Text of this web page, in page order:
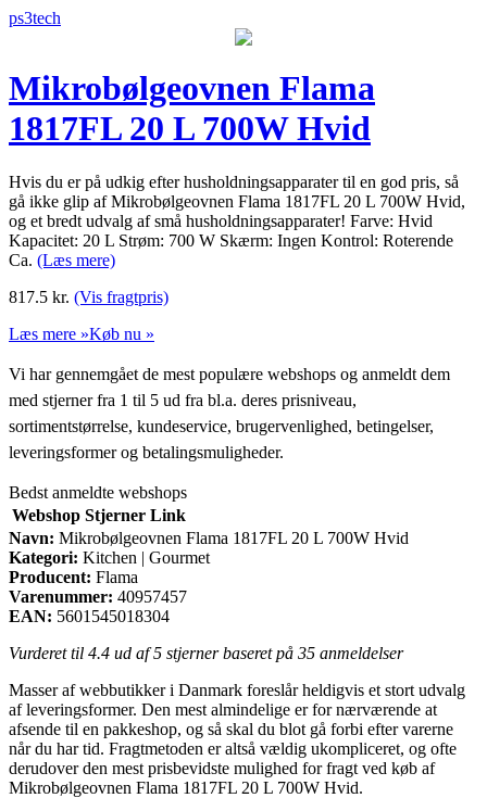
ps3tech
Mikrobølgeovnen Flama
1817FL 20 L 700W Hvid
Hvis du er på udkig efter husholdningsapparater til en god pris, så
gå ikke glip af Mikrobølgeovnen Flama 1817FL 20 L 700W Hvid,
og et bredt udvalg af små husholdningsapparater! Farve: Hvid
Kapacitet: 20 L Strøm: 700 W Skærm: Ingen Kontrol: Roterende
Ca. (Læs mere)
817.5 kr. (Vis fragtpris)
Læs mere »Køb nu »
Vi har gennemgået de mest populære webshops og anmeldt dem
med stjerner fra 1 til 5 ud fra bl.a. deres prisniveau,
sortimentstørrelse, kundeservice, brugervenlighed, betingelser,
leveringsformer og betalingsmuligheder.
Bedst anmeldte webshops
Webshop Stjerner Link
Navn: Mikrobølgeovnen Flama 1817FL 20 L 700W Hvid
Kategori: Kitchen | Gourmet
Producent: Flama
Varenummer: 40957457
EAN: 5601545018304
Vurderet til 4.4 ud af 5 stjerner baseret på 35 anmeldelser
Masser af webbutikker i Danmark foreslår heldigvis et stort udvalg
af leveringsformer. Den mest almindelige er for nærværende at
afsende til en pakkeshop, og så skal du blot gå forbi efter varerne
når du har tid. Fragtmetoden er altså vældig ukompliceret, og ofte
derudover den mest prisbevidste mulighed for fragt ved køb af
Mikrobølgeovnen Flama 1817FL 20 L 700W Hvid.